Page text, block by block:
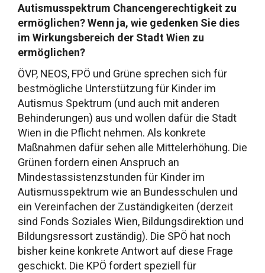
Autismusspektrum Chancengerechtigkeit zu
ermöglichen? Wenn ja, wie gedenken Sie dies
im Wirkungsbereich der Stadt Wien zu
ermöglichen?
ÖVP, NEOS, FPÖ und Grüne sprechen sich für
bestmögliche Unterstützung für Kinder im
Autismus Spektrum (und auch mit anderen
Behinderungen) aus und wollen dafür die Stadt
Wien in die Pflicht nehmen. Als konkrete
Maßnahmen dafür sehen alle Mittelerhöhung. Die
Grünen fordern einen Anspruch an
Mindestassistenzstunden für Kinder im
Autismusspektrum wie an Bundesschulen und
ein Vereinfachen der Zuständigkeiten (derzeit
sind Fonds Soziales Wien, Bildungsdirektion und
Bildungsressort zuständig). Die SPÖ hat noch
bisher keine konkrete Antwort auf diese Frage
geschickt. Die KPÖ fordert speziell für